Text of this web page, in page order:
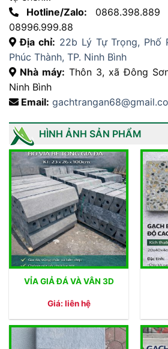
Hotline/Zalo:
08996.999.88
Địa chỉ: 22b Lý Tự Trọng, Phố
Phúc Thành, TP. Ninh Bình
Nhà máy: Thôn 3, xã Đông
Ninh Bình
Email:
HÌNH ẢNH SẢN PHẨM
VỈA GIẢ ĐÁ VÀ VÂN 3D
Giá: liên hệ